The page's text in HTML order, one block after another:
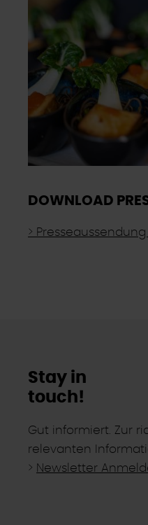
DOWNLOAD
> Presseaussendung
Stay in
touch!
Gut informiert. Zur
relevanten
> Newsletter